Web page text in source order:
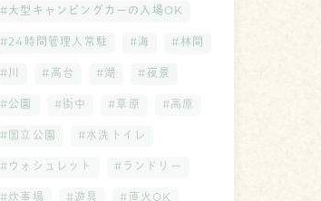
#大型キャンピングカーの入場OK
#24時間管理人常駐 #海 #林間
#川 #高台 #湖 #夜景
#公園 #街中 #草原 #高原
#国立公園 #水洗トイレ
#ウォシュレット #ランドリー
#炊事場 #遊具 #直火OK